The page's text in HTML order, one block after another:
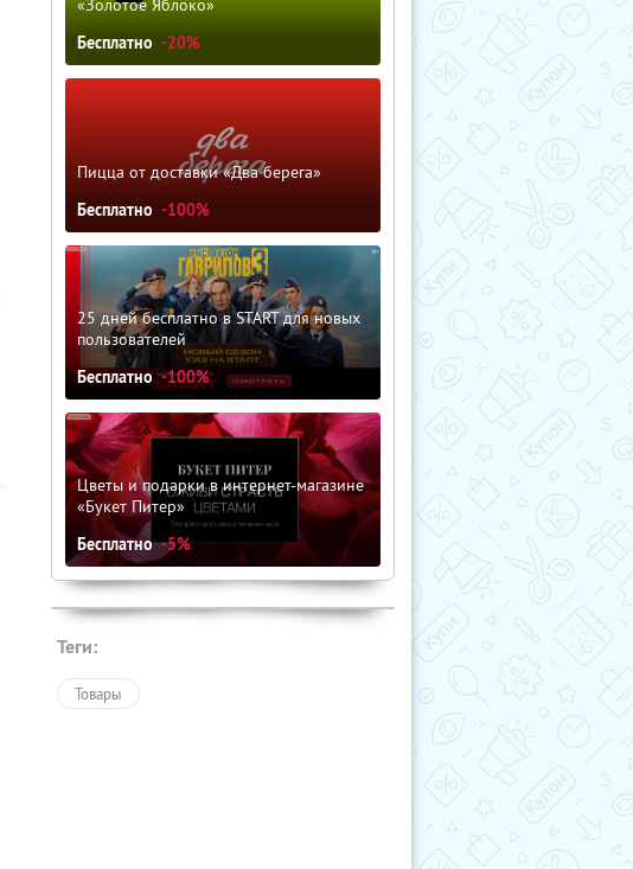
«Золотое Яблоко»
Бесплатно -20%
Пицца от доставки «Два берега»
Бесплатно -100%
25 дней бесплатно в START для новых
пользователей
Бесплатно -100%
Цветы и подарки в интернет-магазине
«Букет Питер»
Бесплатно -5%
Теги:
Товары